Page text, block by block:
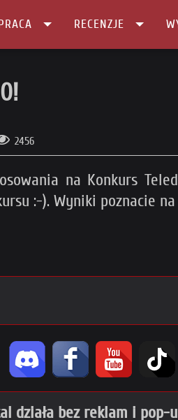
RECENZJE
2456
na Konkurs
:-). Wyniki poznacie na
działa bez reklam i